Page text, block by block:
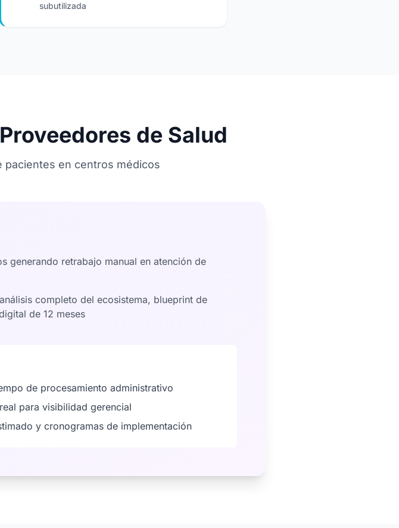
subutilizada
de Salud
pacientes en centros médicos
generando retrabajo manual en atención de
completo del ecosistema, blueprint de
de 12 meses
de procesamiento administrativo
para visibilidad gerencial
y cronogramas de implementación